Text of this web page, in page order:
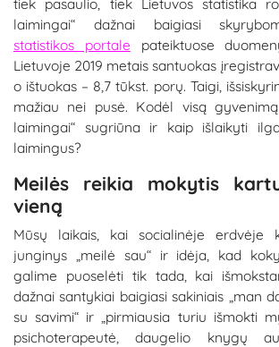
tiek pasaulio, tiek Lietuvos statistika
laimingai“ dažnai baigiasi
statistikos portale pateiktuose
Lietuvoje 2019 metais santuokas
o ištuokas – 8,7 tūkst. porų. Taigi,
mažiau nei pusė. Kodėl visą
laimingai“ sugriūna ir kaip išlaikyti
laimingus?
Meilės reikia mokytis
vieną
Mūsų laikais, kai socialinėje erdvėje
junginys „meilė sau“ ir idėja, kad
galime puoselėti tik tada, kai
dažnai santykiai baigiasi sakiniais „man
su savimi“ ir „pirmiausia turiu išmokti
psichoterapeutė, daugelio knygų